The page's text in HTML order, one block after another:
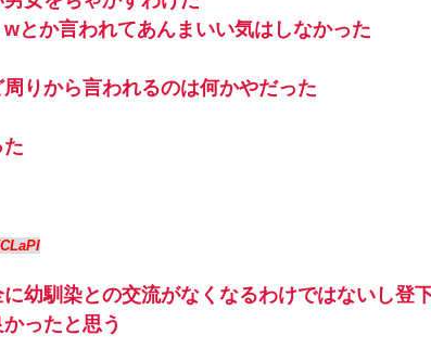
とか言われてあんまいい気はしなかった
りから言われるのは何かやだった
幼馴染との交流がなくなるわけではないし登
ったと思う